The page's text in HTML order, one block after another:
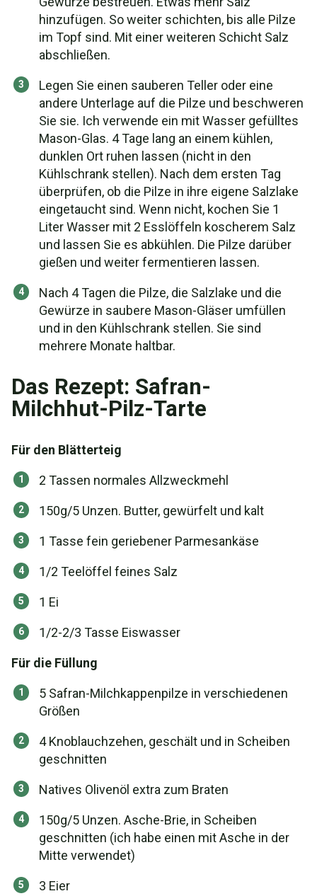
hinzufügen. So weiter schichten, bis alle Pilze
im Topf sind. Mit einer weiteren Schicht Salz
abschließen.
Legen Sie einen sauberen Teller oder eine
andere Unterlage auf die Pilze und beschweren
Sie sie. Ich verwende ein mit Wasser gefülltes
Mason-Glas. 4 Tage lang an einem kühlen,
dunklen Ort ruhen lassen (nicht in den
Kühlschrank stellen). Nach dem ersten Tag
überprüfen, ob die Pilze in ihre eigene Salzlake
eingetaucht sind. Wenn nicht, kochen Sie 1
Liter Wasser mit 2 Esslöffeln koscherem Salz
und lassen Sie es abkühlen. Die Pilze darüber
gießen und weiter fermentieren lassen.
Nach 4 Tagen die Pilze, die Salzlake und die
Gewürze in saubere Mason-Gläser umfüllen
und in den Kühlschrank stellen. Sie sind
mehrere Monate haltbar.
Das Rezept: Safran-
Milchhut-Pilz-Tarte
Für den Blätterteig
2 Tassen normales Allzweckmehl
150g/5 Unzen. Butter, gewürfelt und kalt
1 Tasse fein geriebener Parmesankäse
1/2 Teelöffel feines Salz
1 Ei
1/2-2/3 Tasse Eiswasser
Für die Füllung
5 Safran-Milchkappenpilze in verschiedenen
Größen
4 Knoblauchzehen, geschält und in Scheiben
geschnitten
Natives Olivenöl extra zum Braten
150g/5 Unzen. Asche-Brie, in Scheiben
geschnitten (ich habe einen mit Asche in der
Mitte verwendet)
3 Eier